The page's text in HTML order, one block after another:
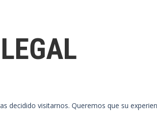
decidido visitarnos. Queremos que su